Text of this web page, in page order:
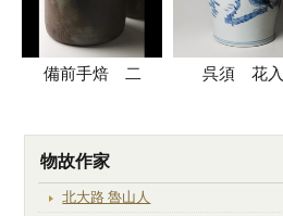
備前手焙 二 呉須 花入
物故作家
北大路 魯山人